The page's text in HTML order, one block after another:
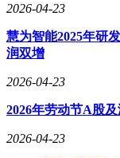
理想凭借几款中大
50万元以上市场一
了高端市场的巨大价
在40万元以下市场
元的市场，各品牌
个品牌和平共处、各
2026-04-23
慧为智能2025年研
润双增
2026-04-23
2026年劳动节A股
2026-04-23